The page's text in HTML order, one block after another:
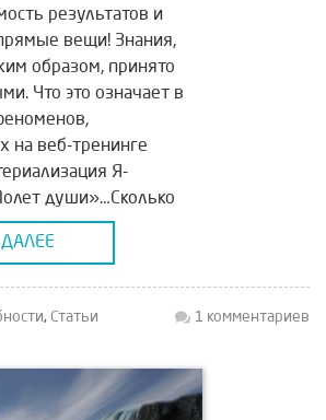
результатов и
вещи! Знания,
образом, принято
Что это означает в
на веб-тренинге
Я-
души»…Сколько
преследует поэтов и
человек не просто
[…]
, Статьи 1 комментариев